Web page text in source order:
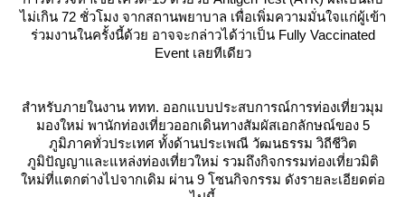
ไม่เกิน 72 ชั่วโมง จากสถานพยาบาล เพื่อเพิ่มความมั่นใจแก่ผู้เข้า
ร่วมงานในครั้งนี้ด้วย อาจจะกล่าวได้ว่าเป็น Fully Vaccinated
Event เลยทีเดียว
สำหรับภายในงาน ททท. ออกแบบประสบการณ์การท่องเที่ยวมุม
มองใหม่ พานักท่องเที่ยวออกเดินทางสัมผัสเอกลักษณ์ของ 5
ภูมิภาคทั่วประเทศ ทั้งด้านประเพณี วัฒนธรรม วิถีชีวิต
ภูมิปัญญาและแหล่งท่องเที่ยวใหม่ รวมถึงกิจกรรมท่องเที่ยวมิติ
หม่ที่แตกต่างไปจากเดิม ผ่าน 9 โซนกิจกรรม ดังรายละเอียดต่อ